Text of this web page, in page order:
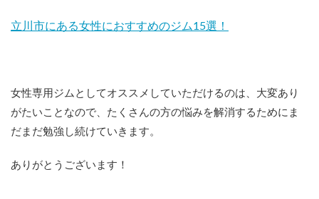
立川市にある女性におすすめのジム15選！
女性専用ジムとしてオススメしていただけるのは、大変あり
がたいことなので、たくさんの方の悩みを解消するためにま
だまだ勉強し続けていきます。
ありがとうございます！